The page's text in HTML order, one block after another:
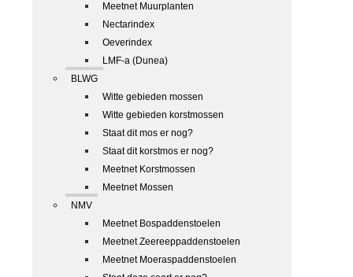
Meetnet Muurplanten
Nectarindex
Oeverindex
LMF-a (Dunea)
BLWG
Witte gebieden mossen
Witte gebieden korstmossen
Staat dit mos er nog?
Staat dit korstmos er nog?
Meetnet Korstmossen
Meetnet Mossen
NMV
Meetnet Bospaddenstoelen
Meetnet Zeereeppaddenstoelen
Meetnet Moeraspaddenstoelen